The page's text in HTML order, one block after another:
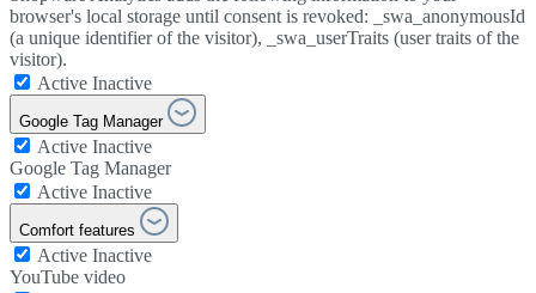
browser's local storage until consent is revoked: _swa_anonymousId
(a unique identifier of the visitor), _swa_userTraits (user traits of the
visitor).
Active Inactive
Google Tag Manager
Active Inactive
Google Tag Manager
Active Inactive
Comfort features
Active Inactive
YouTube video